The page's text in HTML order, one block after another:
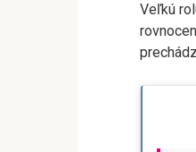
Veľkú